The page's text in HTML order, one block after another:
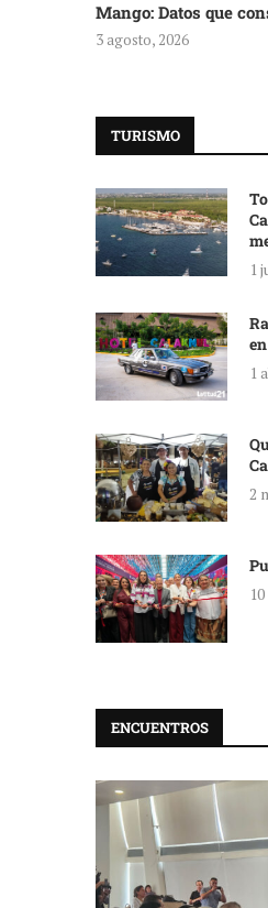
Mango: Datos que
3 agosto, 2026
TURISMO
1
1
2
ENCUENTROS